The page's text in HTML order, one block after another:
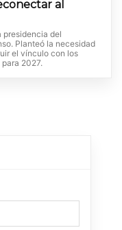
al
presidencia del
Planteó la necesidad
el vínculo con los
2027.